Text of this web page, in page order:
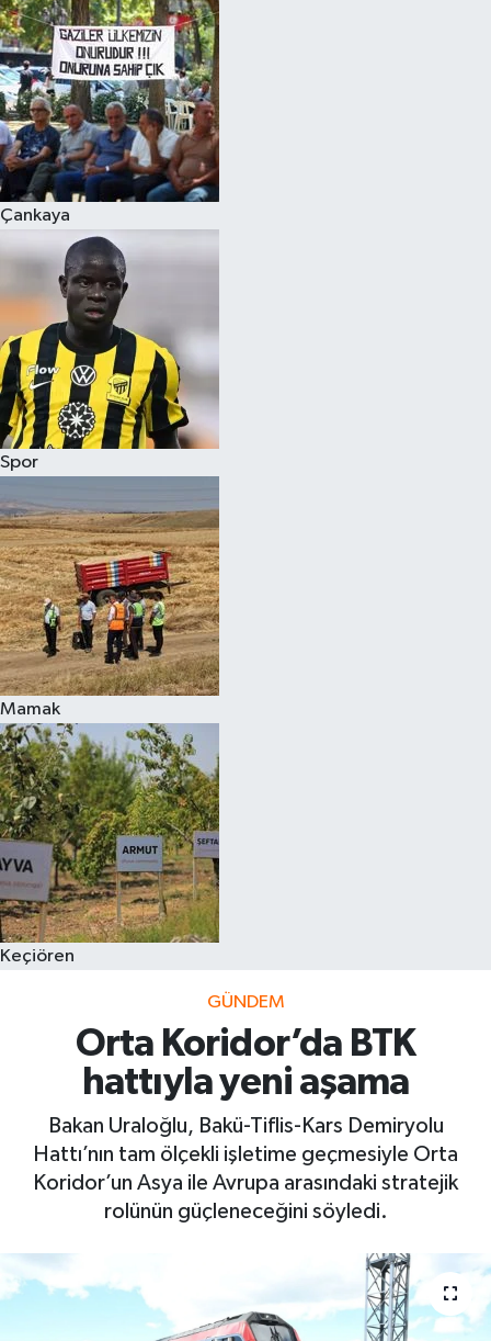
Çankaya
Spor
Mamak
Keçiören
GÜNDEM
Orta Koridor’da BTK
hattıyla yeni aşama
Bakan Uraloğlu, Bakü-Tiflis-Kars Demiryolu
Hattı’nın tam ölçekli işletime geçmesiyle Orta
Koridor’un Asya ile Avrupa arasındaki stratejik
rolünün güçleneceğini söyledi.